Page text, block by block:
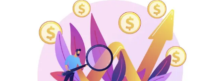
Preguntas y respuestas
Noticias
Contacto